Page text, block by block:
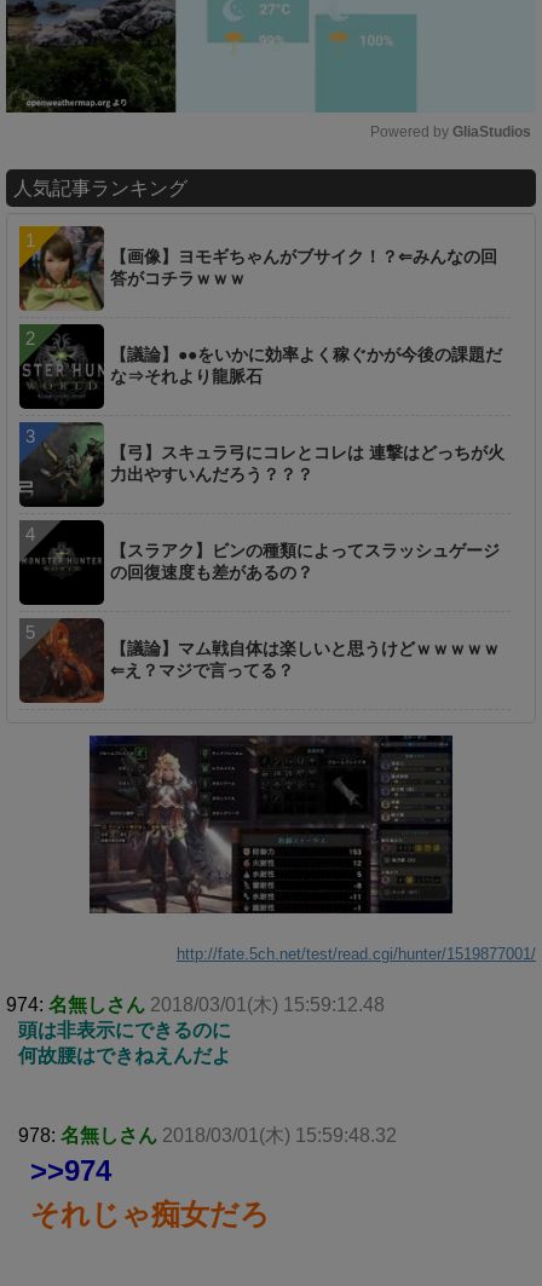
u
e
Powered by GliaStudios
人気記事ランキング
【画像】ヨモギちゃんがブサイク！？⇐みんなの回
答がコチラｗｗｗ
【議論】●●をいかに効率よく稼ぐかが今後の課題だ
な⇒それより龍脈石
【弓】スキュラ弓にコレとコレは 連撃はどっちが火
力出やすいんだろう？？？
【スラアク】ビンの種類によってスラッシュゲージ
の回復速度も差があるの？
【議論】マム戦自体は楽しいと思うけどｗｗｗｗｗ
⇐え？マジで言ってる？
http://fate.5ch.net/test/read.cgi/hunter/1519877001/
974: 名無しさん 2018/03/01(木) 15:59:12.48
頭は非表示にできるのに
何故腰はできねえんだよ
978: 名無しさん 2018/03/01(木) 15:59:48.32
>>974
それじゃ痴女だろ